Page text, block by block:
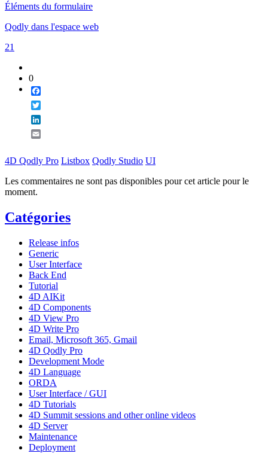
Éléments du formulaire
Qodly dans l'espace web
21
0
4D Qodly Pro Listbox Qodly Studio UI
Les commentaires ne sont pas disponibles pour cet article pour le
moment.
Catégories
Release infos
Generic
User Interface
Back End
Tutorial
4D AIKit
4D Components
4D View Pro
4D Write Pro
Email, Microsoft 365, Gmail
4D Qodly Pro
Development Mode
4D Language
ORDA
User Interface / GUI
4D Tutorials
4D Summit sessions and other online videos
4D Server
Maintenance
Deployment